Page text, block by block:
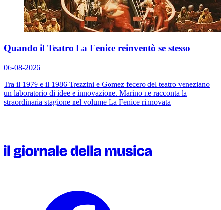
Quando il Teatro La Fenice reinventò se stesso
06-08-2026
Tra il 1979 e il 1986 Trezzini e Gomez fecero del teatro veneziano
un laboratorio di idee e innovazione. Marino ne racconta la
straordinaria stagione nel volume La Fenice rinnovata